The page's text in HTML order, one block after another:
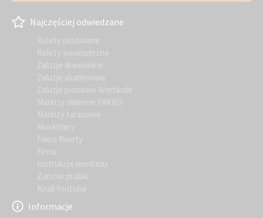
Najczęściej odwiedzane
Rolety plisowane
Rolety wewnętrzne
Żaluzje drewniane
Żaluzje aluminiowe
Żaluzje pionowe Wertikale
Markizy okienne FAKRO
Markizy tarasowe
Moskitiery
Fakro Rolety
Firma
Instrukcje montażu
Zamów próbki
Knall Youtube
Informacje